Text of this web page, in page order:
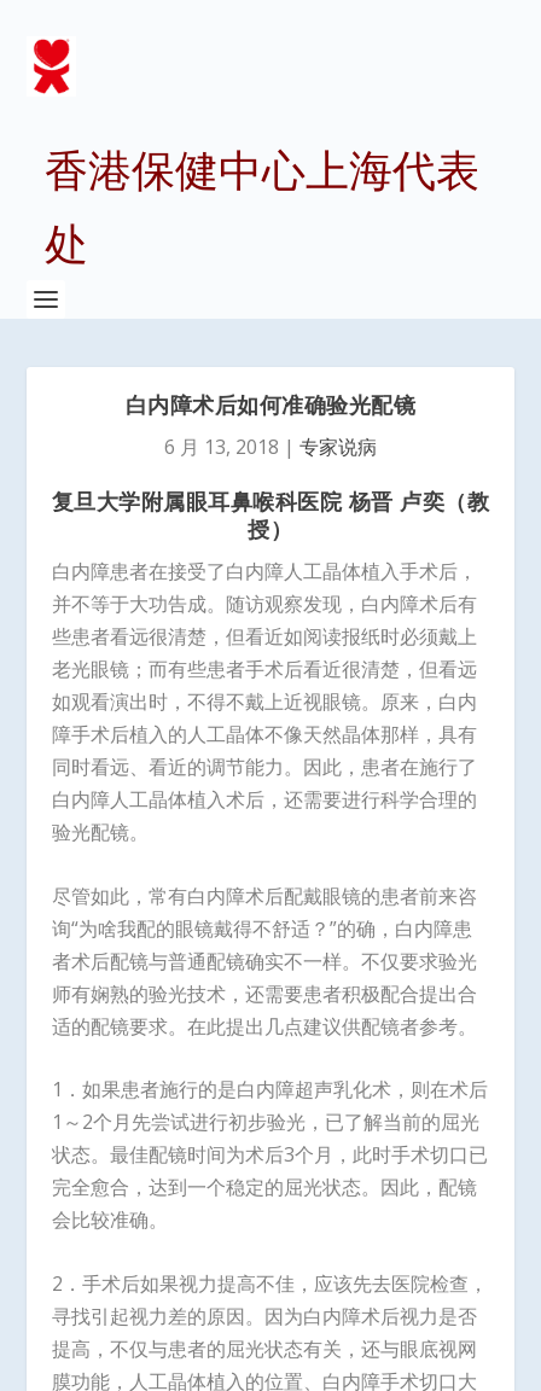
香港保健中心上海代表
处
白内障术后如何准确验光配镜
6 月 13, 2018 | 专家说病
复旦大学附属眼耳鼻喉科医院 杨晋 卢奕（教
授）
白内障患者在接受了白内障人工晶体植入手术后，
并不等于大功告成。随访观察发现，白内障术后有
些患者看远很清楚，但看近如阅读报纸时必须戴上
老光眼镜；而有些患者手术后看近很清楚，但看远
如观看演出时，不得不戴上近视眼镜。原来，白内
障手术后植入的人工晶体不像天然晶体那样，具有
同时看远、看近的调节能力。因此，患者在施行了
白内障人工晶体植入术后，还需要进行科学合理的
验光配镜。
尽管如此，常有白内障术后配戴眼镜的患者前来咨
询“为啥我配的眼镜戴得不舒适？”的确，白内障患
者术后配镜与普通配镜确实不一样。不仅要求验光
师有娴熟的验光技术，还需要患者积极配合提出合
适的配镜要求。在此提出几点建议供配镜者参考。
1．如果患者施行的是白内障超声乳化术，则在术后
1～2个月先尝试进行初步验光，已了解当前的屈光
状态。最佳配镜时间为术后3个月，此时手术切口已
完全愈合，达到一个稳定的屈光状态。因此，配镜
会比较准确。
2．手术后如果视力提高不佳，应该先去医院检查，
寻找引起视力差的原因。因为白内障术后视力是否
提高，不仅与患者的屈光状态有关，还与眼底视网
膜功能，人工晶体植入的位置、白内障手术切口大